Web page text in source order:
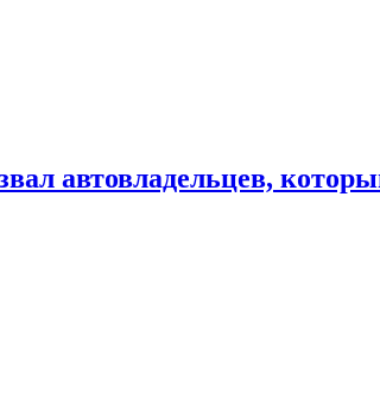
автовладельцев,